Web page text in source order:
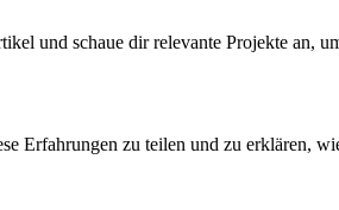
und schaue dir relevante Projekte an,
Erfahrungen zu teilen und zu erklären,